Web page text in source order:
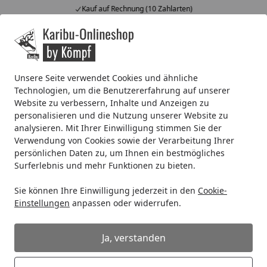
Unsere Seite verwendet Cookies und ähnliche
Technologien, um die Benutzererfahrung auf unserer
Website zu verbessern, Inhalte und Anzeigen zu
personalisieren und die Nutzung unserer Website zu
analysieren. Mit Ihrer Einwilligung stimmen Sie der
Verwendung von Cookies sowie der Verarbeitung Ihrer
persönlichen Daten zu, um Ihnen ein bestmögliches
Surferlebnis und mehr Funktionen zu bieten.
Sie können Ihre Einwilligung jederzeit in den Cookie-
Einstellungen anpassen oder widerrufen.
Ja, verstanden
Kauf auf Rechnung (10 Zahlarten)
Alle Produkte
Mein Konto
Startseite
Wärmekabinen Sicherheitshinweis
Sicherheitshinweise für Karibu
Flächenwärmekabinen und
Infrarotkabinen
Bitte beachten Sie folgende Hinweise
aufstellen (Mindestabstand ca 60 cm). Zu
Schwimmbecken ist ein Abstand von 2 m einzuhalten.